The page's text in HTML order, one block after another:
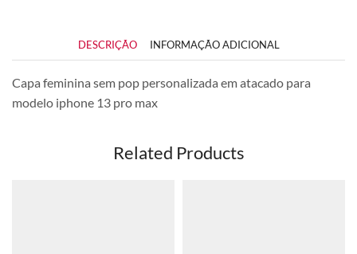
DESCRIÇÃO INFORMAÇÃO ADICIONAL
Capa feminina sem pop personalizada em atacado para
modelo iphone 13 pro max
Related Products